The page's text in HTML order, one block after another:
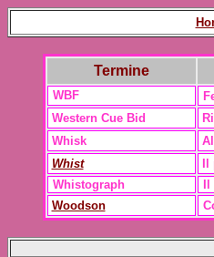
Termine
WBF
Western Cue Bid
Whisk
Whist
Whistograph
Woodson